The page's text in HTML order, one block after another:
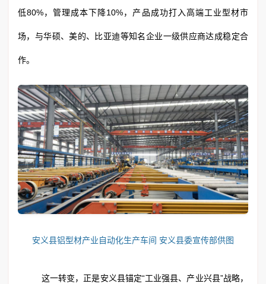
低80%，管理成本下降10%，产品成功打入高端工业型材市
场，与华硕、美的、比亚迪等知名企业一级供应商达成稳定合
作。
安义县铝型材产业自动化生产车间 安义县委宣传部供图
这一转变，正是安义县锚定“工业强县、产业兴县”战略，